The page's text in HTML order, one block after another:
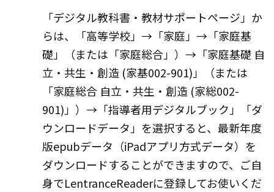
「デジタル教科書・教材サポートページ」か
らは、「高等学校」→「家庭」→「家庭基
礎」（または「家庭総合」）→「家庭基礎 自
立・共生・創造 (家基002-901)」（または
「家庭総合 自立・共生・創造 (家総002-
901)」）→「指導者用デジタルブック」「ダ
ウンロードデータ」を選択すると、最新年度
版epubデータ（iPadアプリ方式データ）を
ダウンロードすることができますので、ご自
身でLentranceReaderに登録してお使いくだ